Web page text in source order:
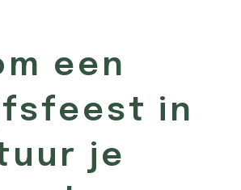
een
in
je